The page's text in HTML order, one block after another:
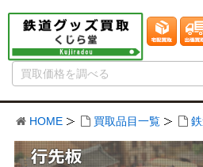
HOME 買取品目一覧